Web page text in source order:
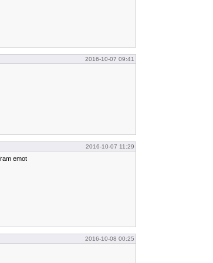
2016-10-07 09:41
2016-10-07 11:29
emot
2016-10-08 00:25